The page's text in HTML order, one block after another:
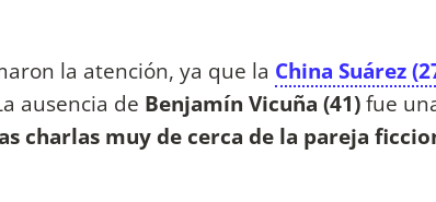
la atención, ya que la China Suárez
ausencia de Benjamín Vicuña (41)fue
charlas muy de cerca de la pareja